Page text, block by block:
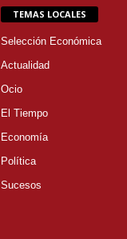
TEMAS LOCALES
Selección Económica
Actualidad
Ocio
El Tiempo
Economía
Política
Sucesos